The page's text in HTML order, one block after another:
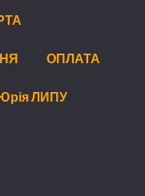
ОПЛАТА
ЛИПУ